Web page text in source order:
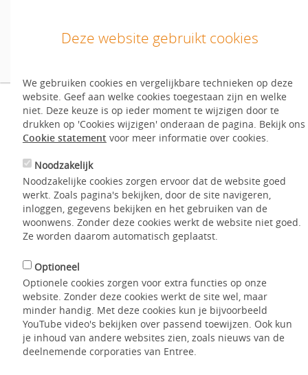
Deze website gebruikt cookies
We gebruiken cookies en vergelijkbare technieken op deze
website. Geef aan welke cookies toegestaan zijn en welke
niet. Deze keuze is op ieder moment te wijzigen door te
drukken op 'Cookies wijzigen' onderaan de pagina. Bekijk ons
Cookie statement voor meer informatie over cookies.
Noodzakelijk
Noodzakelijke cookies zorgen ervoor dat de website goed
werkt. Zoals pagina's bekijken, door de site navigeren,
inloggen, gegevens bekijken en het gebruiken van de
woonwens. Zonder deze cookies werkt de website niet goed.
Ze worden daarom automatisch geplaatst.
Optioneel
Optionele cookies zorgen voor extra functies op onze
website. Zonder deze cookies werkt de site wel, maar
minder handig. Met deze cookies kun je bijvoorbeeld
YouTube video's bekijken over passend toewijzen. Ook kun
je inhoud van andere websites zien, zoals nieuws van de
deelnemende corporaties van Entree.
Inloggen/inschrijven
Inloggen
Nog geen account?Start hier.
Aanbod
Mijn WoonWens
Hoe werkt het?
Contact
Fokuswoningen
Home Hoe werkt het?
Fokuswoningen
ADL-eenheid. Vanuit de ADL-eenheid geeft Fokus hulp in en
om je eigen huurwoning. Fokus is altijd dichtbij als je hulp
nodig hebt. Je kunt op elk moment hulp vragen, 24 uur per
dag en zeven dagen per week.
Een Fokuswoning is een aangepaste, gelijkvloerse en
rolstoeltoegankelijke sociale huurwoning. Je huurt deze
woning van de woningcorporatie. Deze woningen liggen